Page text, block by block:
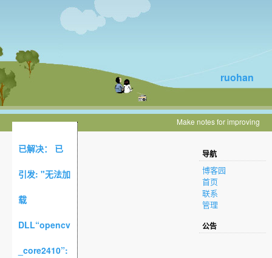
ruohan
Make notes for improving
已解决： 已
引发: "无法加
载
DLL“opencv
_core2410”:
导航
博客园
首页
联系
管理
公告